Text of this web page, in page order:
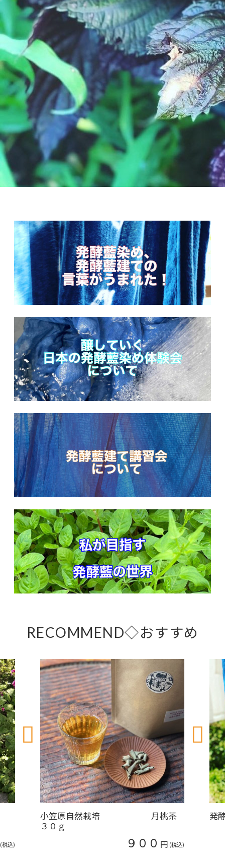
RECOMMEND◇おすすめ
(税込)
小笠原自然栽培 月桃茶
３０ｇ
９００ 円 (税込)
発